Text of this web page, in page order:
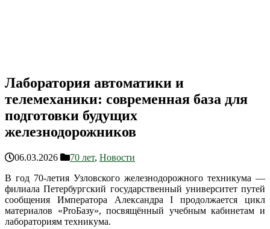
Лаборатория автоматики и
телемеханики: современная база для
подготовки будущих
железнодорожников
06.03.2026 70 лет, Новости
В год 70-летия Узловского железнодорожного техникума —
филиалаПетербургский государственный университет путей
сообщения Императора Александра I продолжается цикл
материалов «ProБазу», посвящённый учебным кабинетам и
лабораториям техникума.